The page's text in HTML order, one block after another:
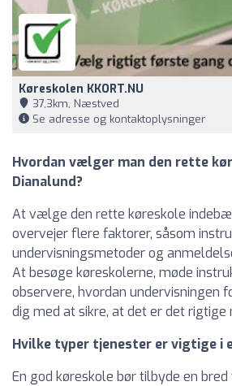
Køreskolen KKORT.NU
37,3km, Næstved
Se adresse og kontaktoplysninger
Hvordan vælger man den rette
Dianalund?
At vælge den rette køreskole
overvejer flere faktorer, såsom
undervisningsmetoder og
At besøge køreskolerne, møde
observere, hvordan undervisningen
dig med at sikre, at det er det
Hvilke typer tjenester er vigtige i
En god køreskole bør tilbyde en